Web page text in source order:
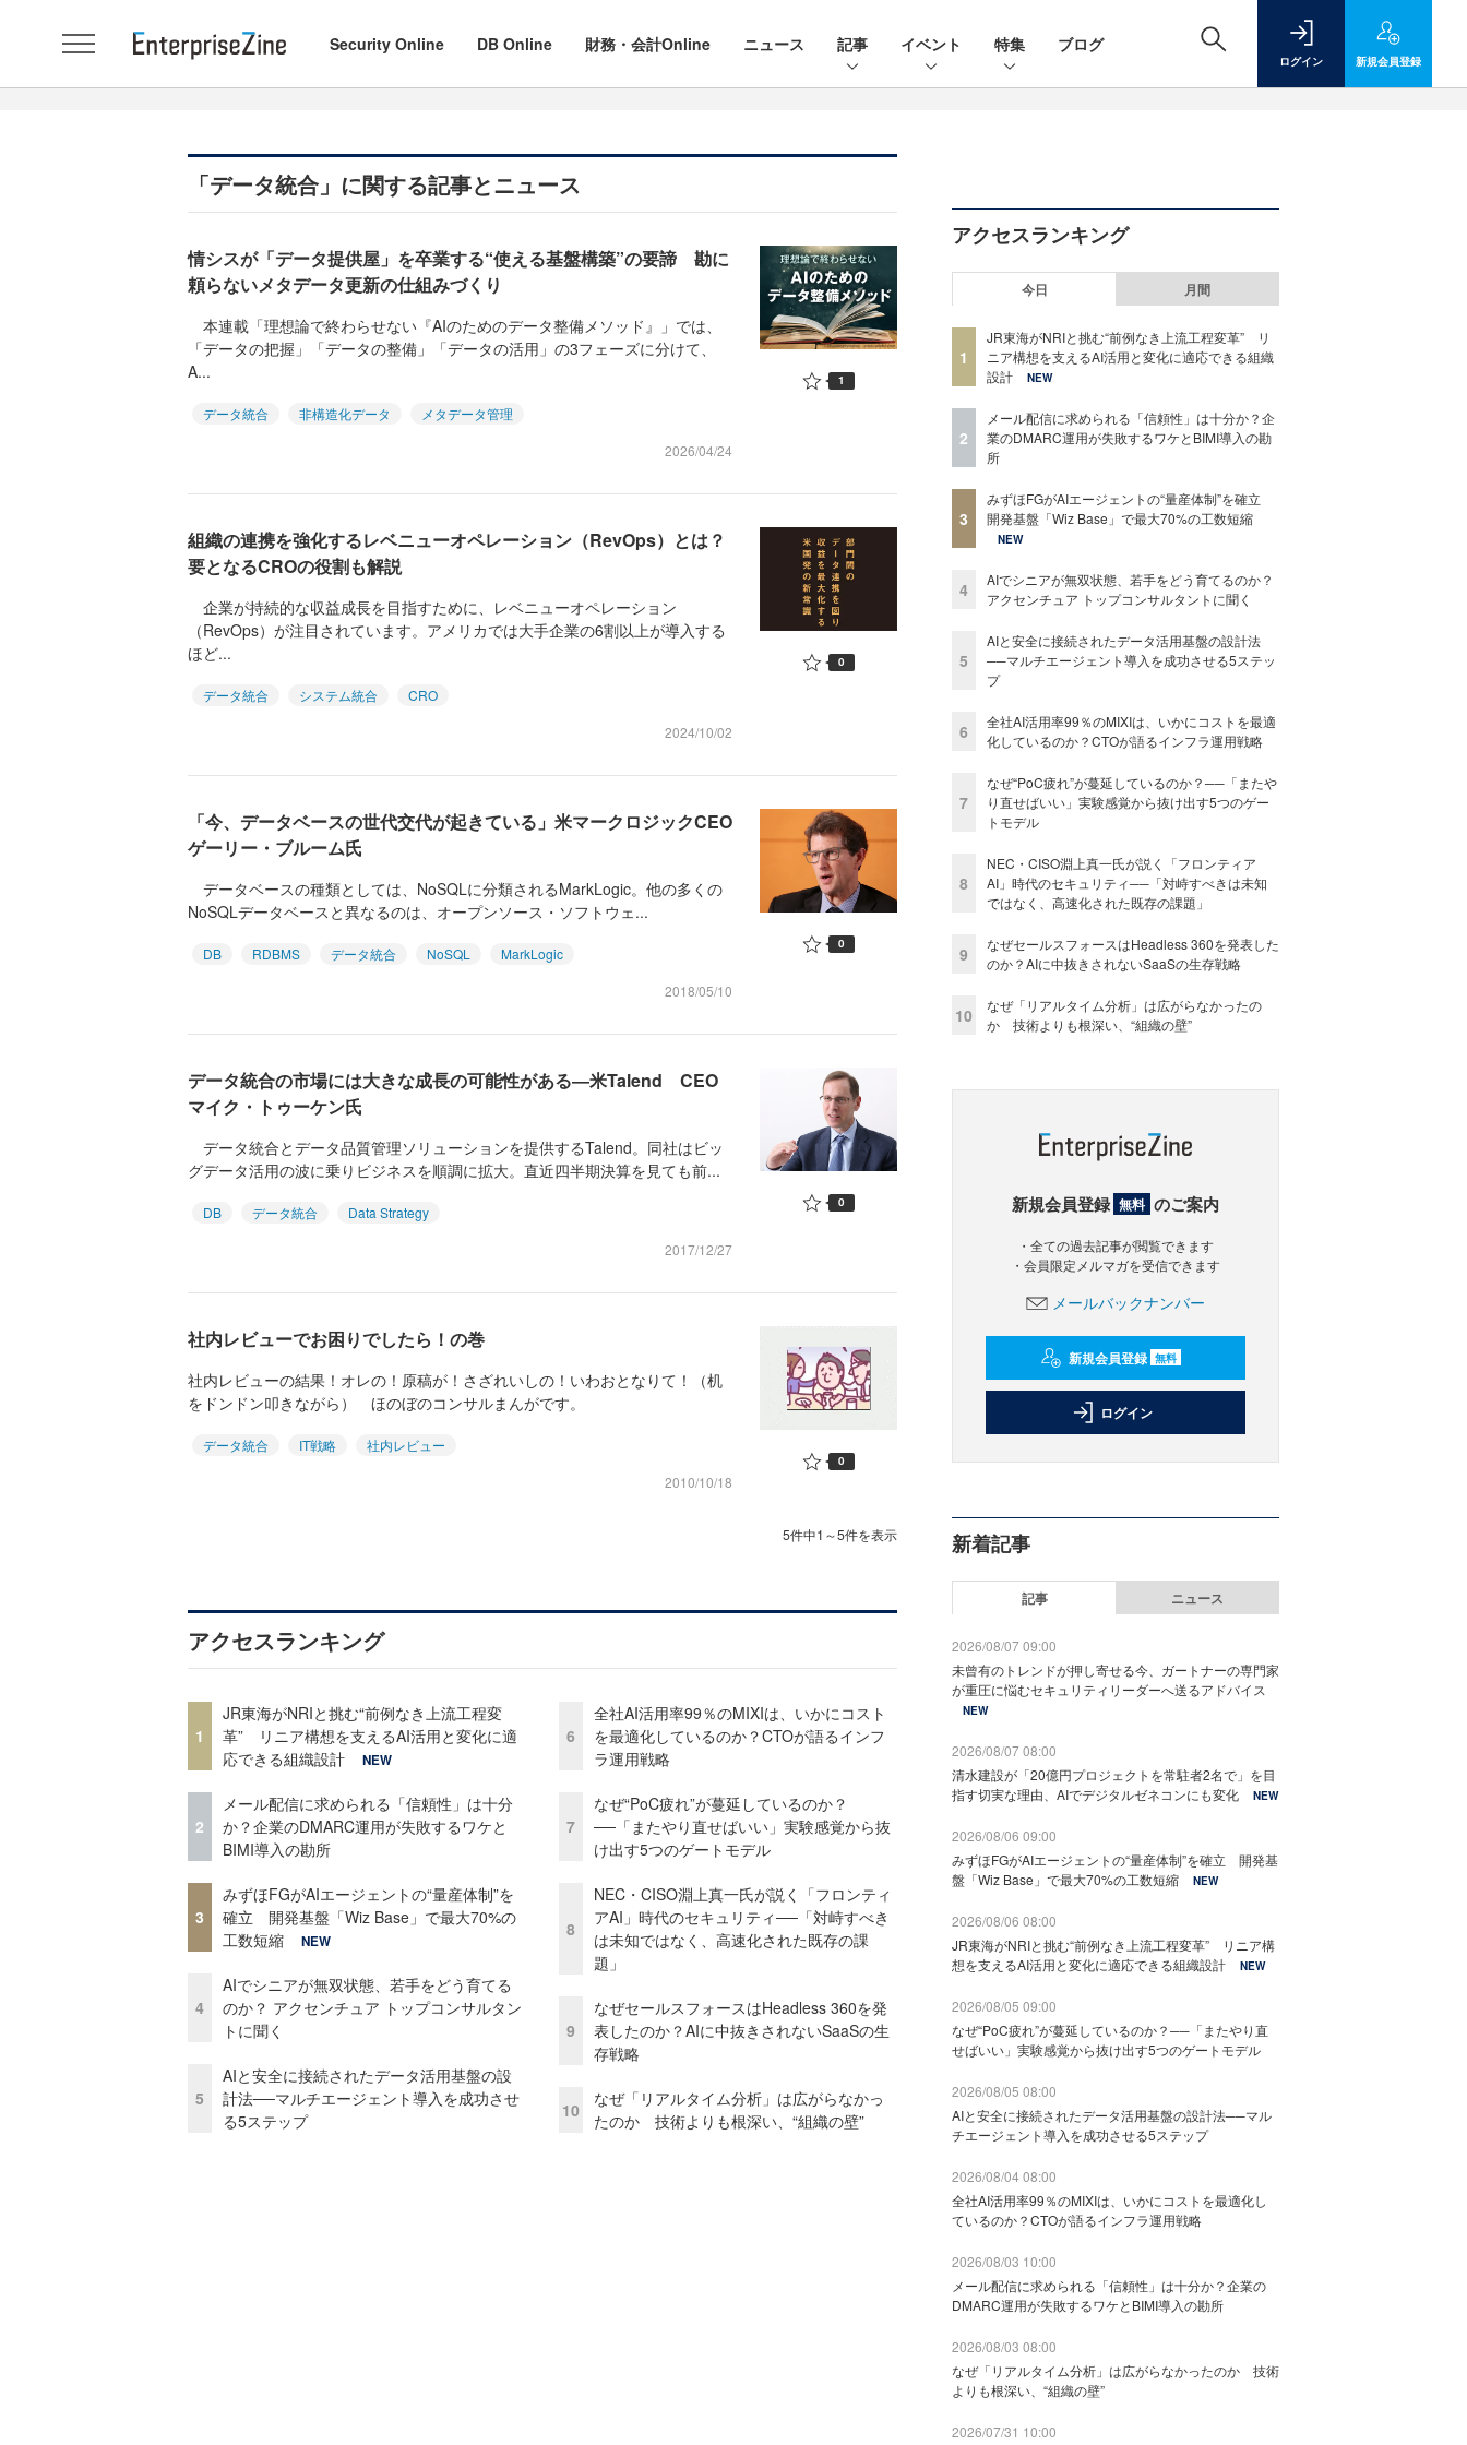
Security Online DB Online 財務・会計Online ニュース 記事 イベント 特集 ブログ
ログイン 新規会員登録
「データ統合」に関する記事とニュース
情シスが「データ提供屋」を卒業する“使える基盤構築”の要諦 勘に
頼らないメタデータ更新の仕組みづくり
本連載「理想論で終わらせない『AIのためのデータ整備メソッド』」では、
「データの把握」「データの整備」「データの活用」の3フェーズに分けて、
A...
データ統合 非構造化データ
メタデータ管理
2026/04/24
1
組織の連携を強化するレベニューオペレーション（RevOps）とは？
要となるCROの役割も解説
企業が持続的な収益成長を目指すために、レベニューオペレーション
（RevOps）が注目されています。アメリカでは大手企業の6割以上が導入する
ほど...
データ統合 システム統合
CRO
2024/10/02
0
「今、データベースの世代交代が起きている」米マークロジックCEO
ゲーリー・ブルーム氏
データベースの種類としては、NoSQLに分類されるMarkLogic。他の多くの
NoSQLデータベースと異なるのは、オープンソース・ソフトウェ...
DB RDBMS データ統合 NoSQL
MarkLogic
2018/05/10
0
データ統合の市場には大きな成長の可能性がある―米Talend CEO
マイク・トゥーケン氏
データ統合とデータ品質管理ソリューションを提供するTalend。同社はビッ
グデータ活用の波に乗りビジネスを順調に拡大。直近四半期決算を見ても前...
DB データ統合
Data Strategy
2017/12/27
0
社内レビューでお困りでしたら！の巻
社内レビューの結果！オレの！原稿が！さざれいしの！いわおとなりて！（机
をドンドン叩きながら） ほのぼのコンサルまんがです。
データ統合 IT戦略
社内レビュー
2010/10/18
0
5件中1～5件を表示
アクセスランキング
1
JR東海がNRIと挑む“前例なき上流工程変
革” リニア構想を支えるAI活用と変化に適
応できる組織設計
NEW
2
メール配信に求められる「信頼性」は十分
か？企業のDMARC運用が失敗するワケと
BIMI導入の勘所
3
みずほFGがAIエージェントの“量産体制”を
確立 開発基盤「Wiz Base」で最大70%の
工数短縮
NEW
4
AIでシニアが無双状態、若手をどう育てる
のか？ アクセンチュア トップコンサルタン
トに聞く
5
AIと安全に接続されたデータ活用基盤の設
計法──マルチエージェント導入を成功させ
る5ステップ
6
全社AI活用率99％のMIXIは、いかにコスト
を最適化しているのか？CTOが語るインフ
ラ運用戦略
7
なぜ“PoC疲れ”が蔓延しているのか？
──「またやり直せばいい」実験感覚から抜
け出す5つのゲートモデル
8
NEC・CISO淵上真一氏が説く「フロンティ
アAI」時代のセキュリティ──「対峙すべき
は未知ではなく、高速化された既存の課
題」
9
なぜセールスフォースはHeadless 360を発
表したのか？AIに中抜きされないSaaSの生
存戦略
10
なぜ「リアルタイム分析」は広がらなかっ
たのか 技術よりも根深い、“組織の壁”
アクセスランキング
今日 月間
1
JR東海がNRIと挑む“前例なき上流工程変革” リ
ニア構想を支えるAI活用と変化に適応できる組織
設計
NEW
2
メール配信に求められる「信頼性」は十分か？企
業のDMARC運用が失敗するワケとBIMI導入の勘
所
3
みずほFGがAIエージェントの“量産体制”を確立
開発基盤「Wiz Base」で最大70%の工数短縮
NEW
4
AIでシニアが無双状態、若手をどう育てるのか？
アクセンチュア トップコンサルタントに聞く
5
AIと安全に接続されたデータ活用基盤の設計法
──マルチエージェント導入を成功させる5ステッ
プ
6
全社AI活用率99％のMIXIは、いかにコストを最適
化しているのか？CTOが語るインフラ運用戦略
7
なぜ“PoC疲れ”が蔓延しているのか？──「またや
り直せばいい」実験感覚から抜け出す5つのゲー
トモデル
8
NEC・CISO淵上真一氏が説く「フロンティア
AI」時代のセキュリティ──「対峙すべきは未知
ではなく、高速化された既存の課題」
9
なぜセールスフォースはHeadless 360を発表した
のか？AIに中抜きされないSaaSの生存戦略
10
なぜ「リアルタイム分析」は広がらなかったの
か 技術よりも根深い、“組織の壁”
新規会員登録 無料 のご案内
・全ての過去記事が閲覧できます
・会員限定メルマガを受信できます
メールバックナンバー
新規会員登録 無料
ログイン
新着記事
記事 ニュース
2026/08/07 09:00
未曾有のトレンドが押し寄せる今、ガートナーの専門家
が重圧に悩むセキュリティリーダーへ送るアドバイス
NEW
2026/08/07 08:00
清水建設が「20億円プロジェクトを常駐者2名で」を目
指す切実な理由、AIでデジタルゼネコンにも変化
NEW
2026/08/06 09:00
みずほFGがAIエージェントの“量産体制”を確立 開発基
盤「Wiz Base」で最大70%の工数短縮
NEW
2026/08/06 08:00
JR東海がNRIと挑む“前例なき上流工程変革” リニア構
想を支えるAI活用と変化に適応できる組織設計
NEW
2026/08/05 09:00
なぜ“PoC疲れ”が蔓延しているのか？──「またやり直
せばいい」実験感覚から抜け出す5つのゲートモデル
2026/08/05 08:00
AIと安全に接続されたデータ活用基盤の設計法──マル
チエージェント導入を成功させる5ステップ
2026/08/04 08:00
全社AI活用率99％のMIXIは、いかにコストを最適化し
ているのか？CTOが語るインフラ運用戦略
2026/08/03 10:00
メール配信に求められる「信頼性」は十分か？企業の
DMARC運用が失敗するワケとBIMI導入の勘所
2026/08/03 08:00
なぜ「リアルタイム分析」は広がらなかったのか 技術
よりも根深い、“組織の壁”
2026/07/31 10:00